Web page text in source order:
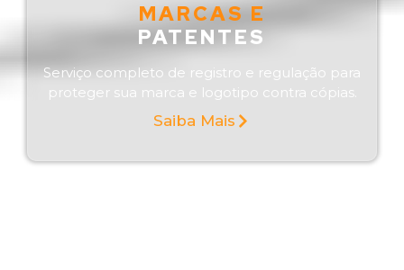
MARCAS E
PATENTES
Serviço completo de registro e regulação para
proteger sua marca e logotipo contra cópias.
Saiba Mais